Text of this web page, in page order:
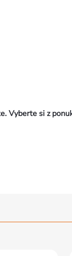
Vyberte si z